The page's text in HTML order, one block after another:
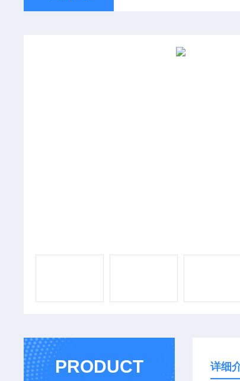
PRODUCT 详细